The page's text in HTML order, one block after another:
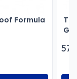
Formula